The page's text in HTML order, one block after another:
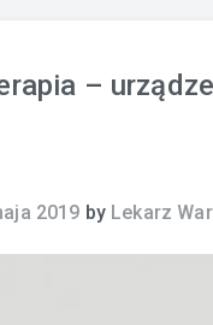
–
2019 by Lekarz